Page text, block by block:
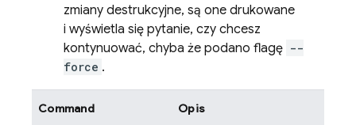
zmiany destrukcyjne, są one drukowane
i wyświetla się pytanie, czy chcesz
kontynuować, chyba że podano flagę --
force .
Command Opis